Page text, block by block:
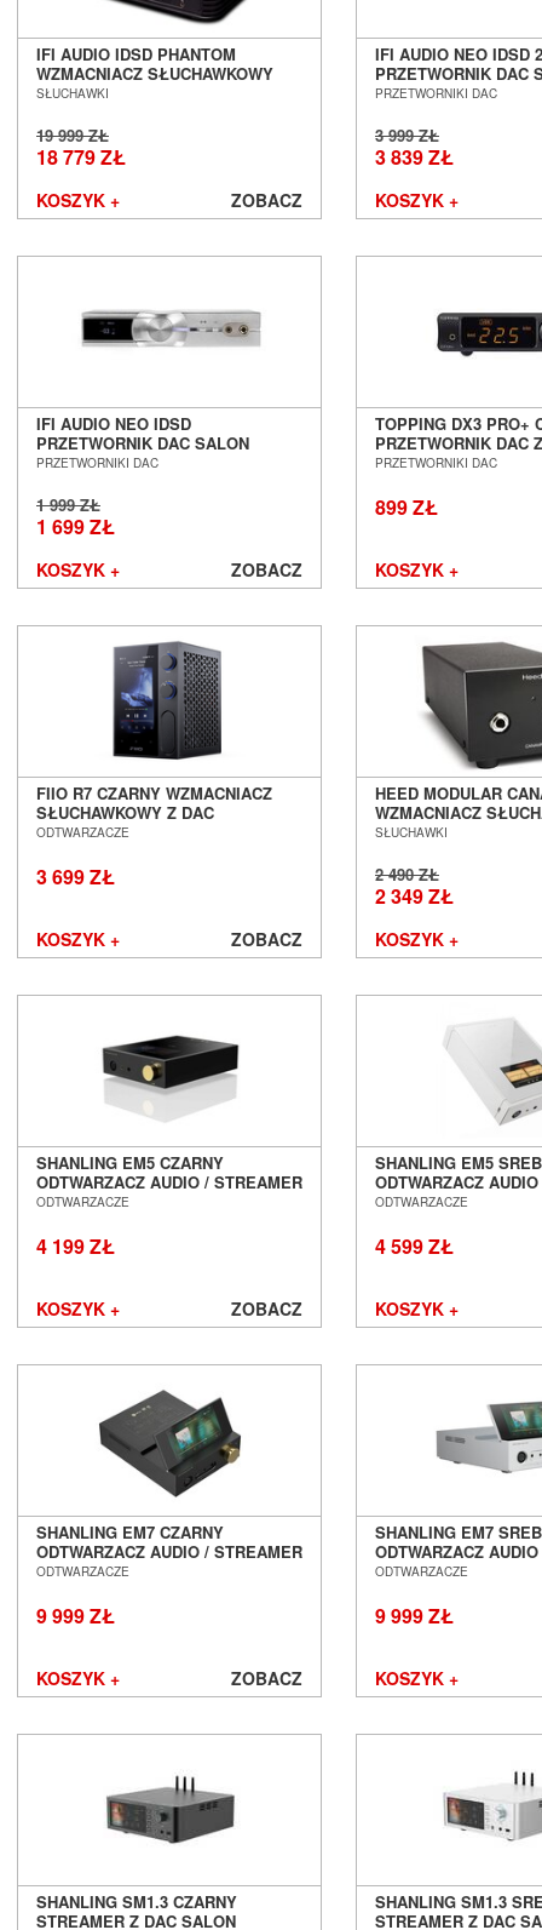
IFI AUDIO IDSD PHANTOM
WZMACNIACZ SŁUCHAWKOWY
SALON POZNAŃ WROCŁAW
SŁUCHAWKI
19 999 ZŁ
18 779 ZŁ
KOSZYK + ZOBACZ
IFI AUDIO NEO IDSD 2
PRZETWORNIK DAC
POZNAŃ WROCŁAW
PRZETWORNIKI DAC
3 999 ZŁ
3 839 ZŁ
KOSZYK +
IFI AUDIO NEO IDSD
PRZETWORNIK DAC SALON
POZNAŃ WROCŁAW
PRZETWORNIKI DAC
1 999 ZŁ
1 699 ZŁ
KOSZYK + ZOBACZ
TOPPING DX3 PRO+
PRZETWORNIK DAC
WZMACNIACZEM
POZNAŃ WROCŁAW
PRZETWORNIKI DAC
899 ZŁ
KOSZYK +
FIIO R7 CZARNY WZMACNIACZ
SŁUCHAWKOWY Z DAC
BLUETOOTH SALON POZNAŃ
ODTWARZACZE
3 699 ZŁ
KOSZYK + ZOBACZ
HEED MODULAR
WZMACNIACZ
SALON POZNAŃ
SŁUCHAWKI
2 490 ZŁ
2 349 ZŁ
KOSZYK +
SHANLING EM5 CZARNY
ODTWARZACZ AUDIO / STREAMER
/ DAC / AMP SŁUCHAWKOWY
ODTWARZACZE
4 199 ZŁ
KOSZYK + ZOBACZ
SHANLING EM5
ODTWARZACZ
/ DAC / AMP
ODTWARZACZE
4 599 ZŁ
KOSZYK +
SHANLING EM7 CZARNY
ODTWARZACZ AUDIO / STREAMER
/ DAC / AMP SŁUCHAWKOWY
ODTWARZACZE
9 999 ZŁ
KOSZYK + ZOBACZ
SHANLING EM7
ODTWARZACZ
/ DAC / AMP
ODTWARZACZE
9 999 ZŁ
KOSZYK +
SHANLING SM1.3 CZARNY
STREAMER Z DAC SALON
SHANLING SM1.3
STREAMER Z DAC